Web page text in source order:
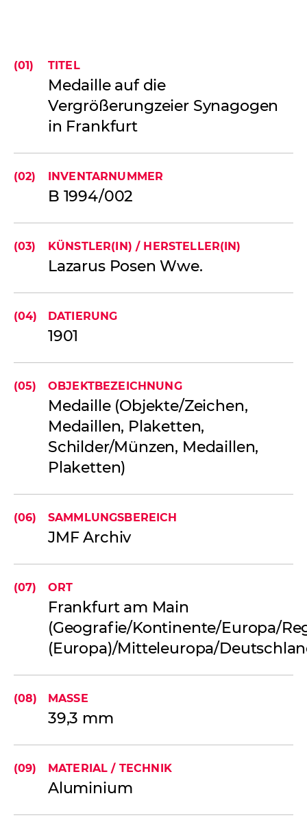
(01) TITEL
Medaille auf die
Vergrößerungzeier Synagogen
in Frankfurt
(02) INVENTARNUMMER
B 1994/002
(03) KÜNSTLER(IN) / HERSTELLER(IN)
Lazarus Posen Wwe.
(04) DATIERUNG
1901
(05) OBJEKTBEZEICHNUNG
Medaille (Objekte/Zeichen,
Medaillen, Plaketten,
Schilder/Münzen, Medaillen,
Plaketten)
(06) SAMMLUNGSBEREICH
JMF Archiv
(07) ORT
Frankfurt am Main
(Geografie/Kontinente/Europa/
(Europa)/Mitteleuropa/
(08) MASSE
39,3 mm
(09) MATERIAL / TECHNIK
Aluminium
Funktionale Cookies
Diese Cookies stellen sicher, dass die
Website fehlerfrei funktioniert. Diese
Cookies können nicht deaktiviert werden.
Externe Cookies